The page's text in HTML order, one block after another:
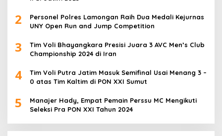
2
Personel Polres Lamongan Raih Dua Medali Kejurnas
UNY Open Run and Jump Competition
3
Tim Voli Bhayangkara Presisi Juara 3 AVC Men’s Club
Championship 2024 di Iran
4
Tim Voli Putra Jatim Masuk Semifinal Usai Menang 3 –
0 atas Tim Kaltim di PON XXI Sumut
5
Manajer Hady, Empat Pemain Perssu MC Mengikuti
Seleksi Pra PON XXI Tahun 2024